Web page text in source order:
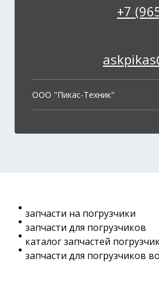
+7
OOO "Пикас-Техник"
запчасти на погрузчики
запчасти для погрузчиков
каталог запчастей
запчасти для погрузчиков